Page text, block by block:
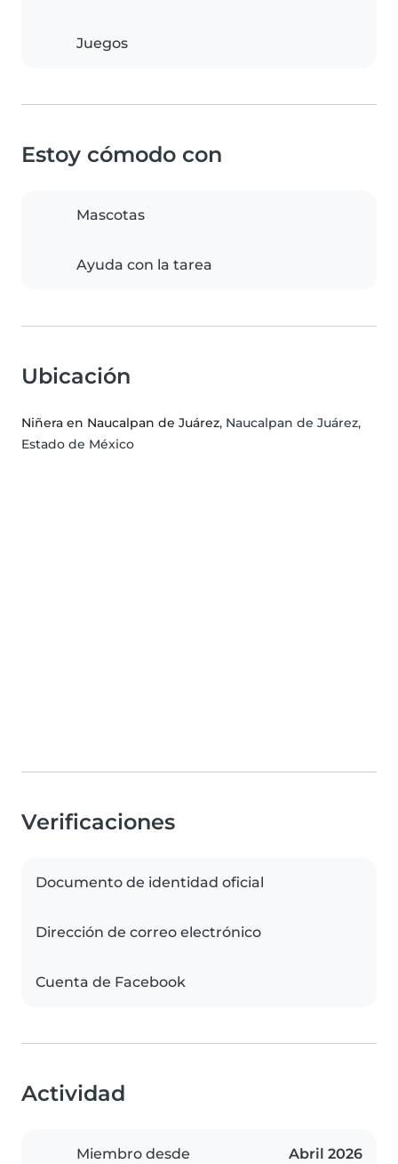
Juegos
Estoy cómodo con
Mascotas
Ayuda con la tarea
Ubicación
Niñera en Naucalpan de Juárez, Naucalpan de Juárez,
Estado de México
Verificaciones
Documento de identidad oficial
Dirección de correo electrónico
Cuenta de Facebook
Actividad
Miembro desde Abril 2026